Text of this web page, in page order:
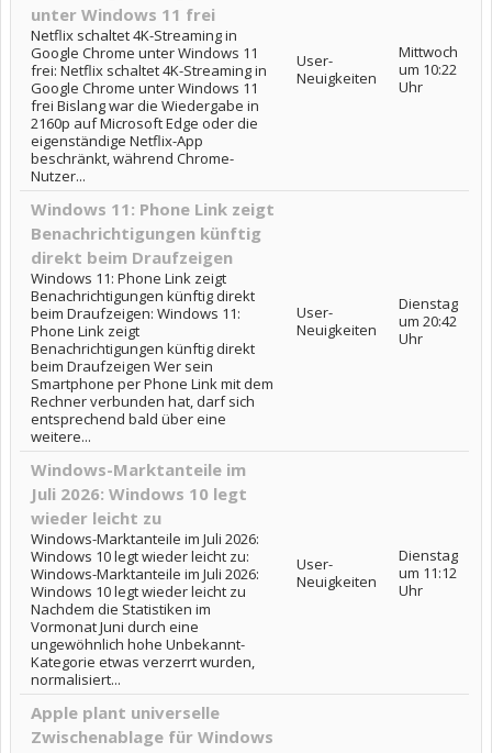
unter Windows 11 frei
Netflix schaltet 4K-Streaming in
Google Chrome unter Windows 11
frei: Netflix schaltet 4K-Streaming in
Google Chrome unter Windows 11
frei Bislang war die Wiedergabe in
2160p auf Microsoft Edge oder die
eigenständige Netflix-App
beschränkt, während Chrome-
Nutzer...
User-
Neuigkeiten
Mittwoch
um 10:22
Uhr
Windows 11: Phone Link zeigt
Benachrichtigungen künftig
direkt beim Draufzeigen
Windows 11: Phone Link zeigt
Benachrichtigungen künftig direkt
beim Draufzeigen: Windows 11:
Phone Link zeigt
Benachrichtigungen künftig direkt
beim Draufzeigen Wer sein
Smartphone per Phone Link mit dem
Rechner verbunden hat, darf sich
entsprechend bald über eine
weitere...
User-
Neuigkeiten
Dienstag
um 20:42
Uhr
Windows-Marktanteile im
Juli 2026: Windows 10 legt
wieder leicht zu
Windows-Marktanteile im Juli 2026:
Windows 10 legt wieder leicht zu:
Windows-Marktanteile im Juli 2026:
Windows 10 legt wieder leicht zu
Nachdem die Statistiken im
Vormonat Juni durch eine
ungewöhnlich hohe Unbekannt-
Kategorie etwas verzerrt wurden,
normalisiert...
User-
Neuigkeiten
Dienstag
um 11:12
Uhr
Apple plant universelle
Zwischenablage für Windows